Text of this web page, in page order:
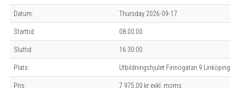
Datum: Thursday 2026-09-17
Starttid: 08:00:00
Sluttid: 16:30:00
Plats: Utbildningshjulet Finnögatan 9 Linköping
Pris: 7 975,00 kr exkl. moms